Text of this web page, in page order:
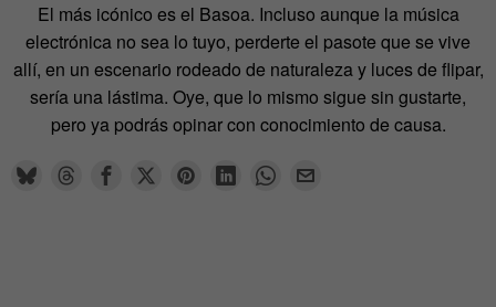
El más icónico es el Basoa. Incluso aunque la música
electrónica no sea lo tuyo, perderte el pasote que se vive
allí, en un escenario rodeado de naturaleza y luces de flipar,
sería una lástima. Oye, que lo mismo sigue sin gustarte,
pero ya podrás opinar con conocimiento de causa.